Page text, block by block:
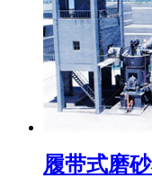
履带式磨